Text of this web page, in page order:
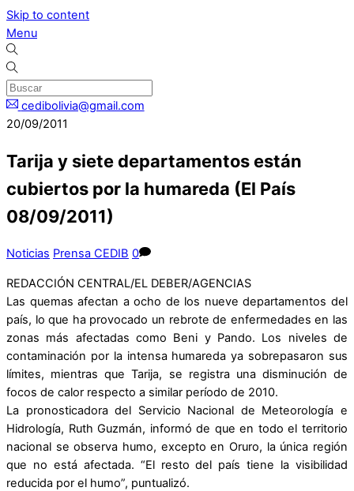
Skip to content
Menu
cedibolivia@gmail.com
20/09/2011
Tarija y siete departamentos están
cubiertos por la humareda (El País
08/09/2011)
Noticias Prensa CEDIB 0
REDACCIÓN CENTRAL/EL DEBER/AGENCIAS
Las quemas afectan a ocho de los nueve departamentos del
país, lo que ha provocado un rebrote de enfermedades en las
zonas más afectadas como Beni y Pando. Los niveles de
contaminación por la intensa humareda ya sobrepasaron sus
límites, mientras que Tarija, se registra una disminución de
focos de calor respecto a similar período de 2010.
La pronosticadora del Servicio Nacional de Meteorología e
Hidrología, Ruth Guzmán, informó de que en todo el territorio
nacional se observa humo, excepto en Oruro, la única región
que no está afectada. “El resto del país tiene la visibilidad
reducida por el humo”, puntualizó.